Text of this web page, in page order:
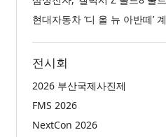
전시회
2026 부산국제사진제
FMS 2026
NextCon 2026